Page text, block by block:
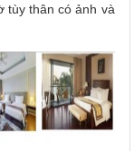
tùy thân có ảnh và